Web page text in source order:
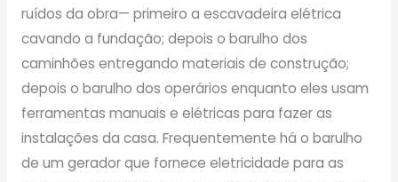
ruídos da obra— primeiro a escavadeira elétrica
cavando a fundação; depois o barulho dos
caminhões entregando materiais de construção;
depois o barulho dos operários enquanto eles usam
ferramentas manuais e elétricas para fazer as
instalações da casa. Frequentemente há o barulho
de um gerador que fornece eletricidade para as